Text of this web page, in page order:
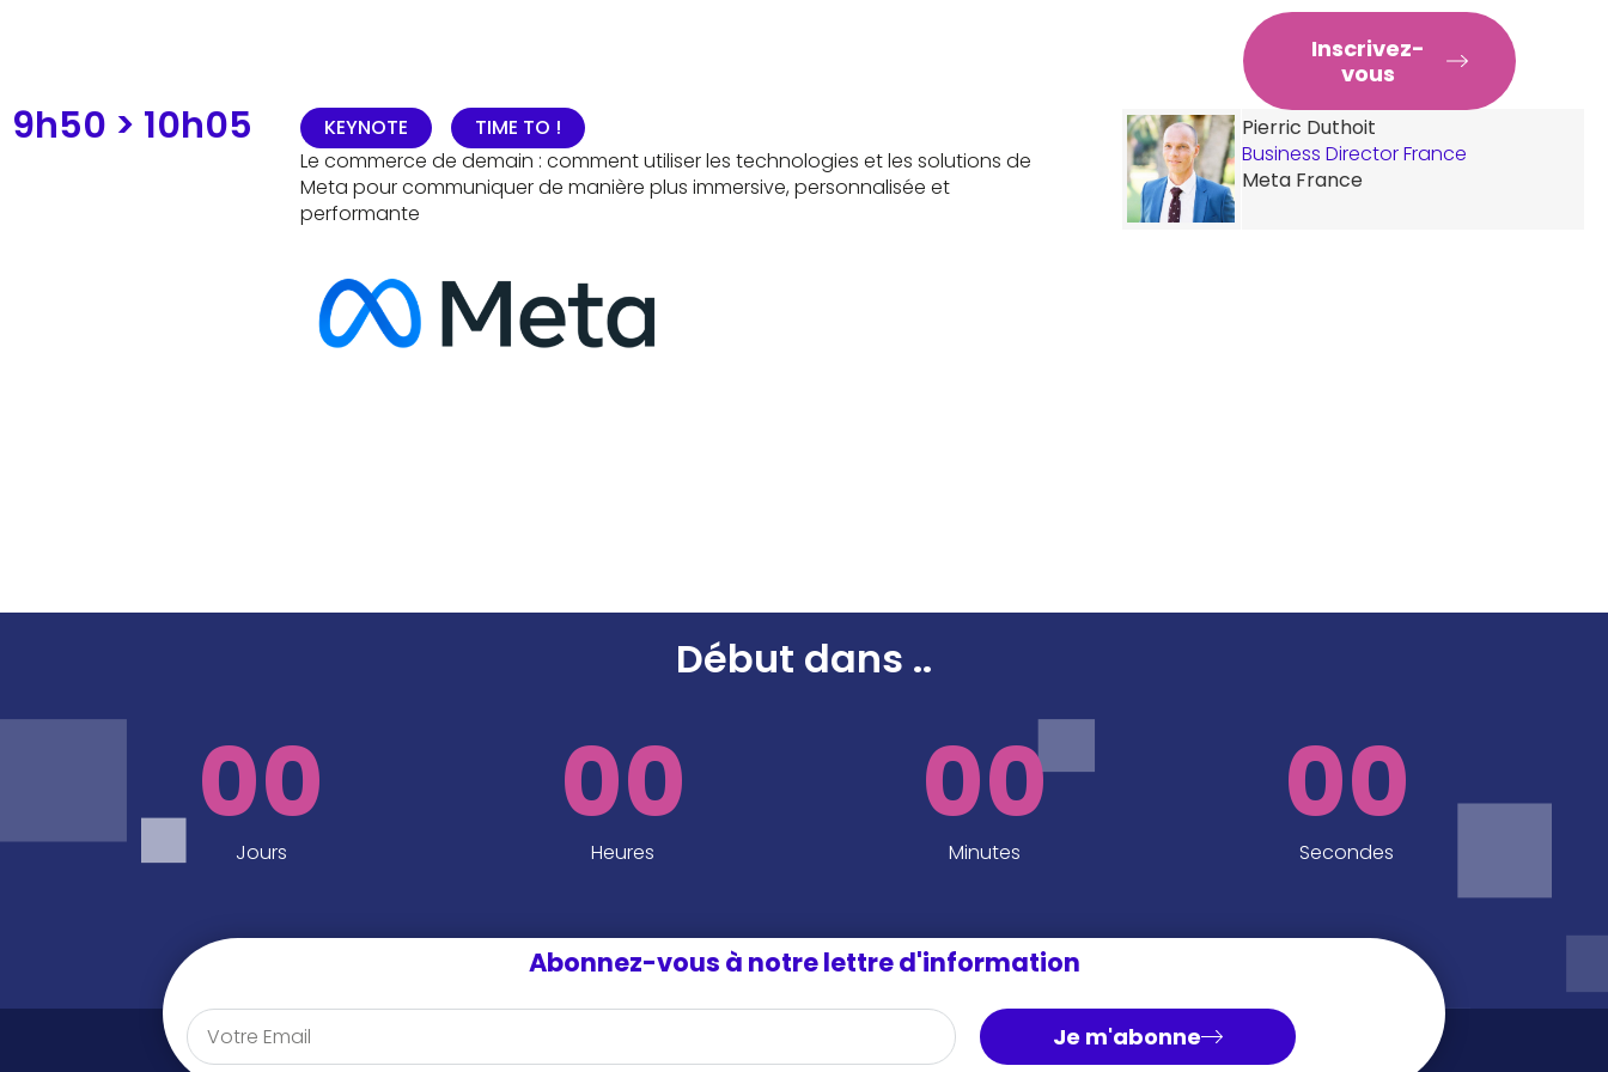
Inscrivez-
vous
9h50 > 10h05 KEYNOTE /
TIME TO !
Le commerce de demain : comment utiliser les technologies et les solutions de
Meta pour communiquer de manière plus immersive, personnalisée et
performante
Pierric Duthoit
Business Director France
Meta France
Début dans ..
00
Jours
00
Heures
00
Minutes
00
Secondes
Abonnez-vous à notre lettre d'information
Je m'abonne